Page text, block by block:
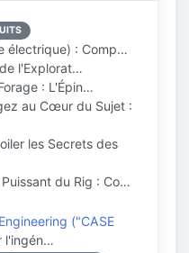
électrique) : Comp…
l'Explorat…
: L'Épin…
au Cœur du Sujet :
les Secrets des
du Rig : Co…
("CASE
l'ingén…